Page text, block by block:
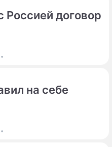
Россией договор
на себе